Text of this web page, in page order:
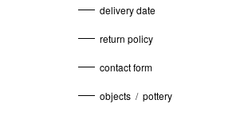
delivery date
return policy
contact form
objects / pottery